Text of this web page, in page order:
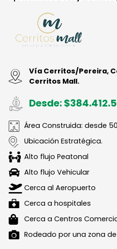
Vía Cerritos/Pereira,
Cerritos Mall.
Desde:
Área Construida: desde
Ubicación Estratégica.
Alto flujo Peatonal
Alto flujo Vehicular
Cerca al Aeropuerto
Cerca a hospitales
Cerca a Centros
Rodeado por una zona